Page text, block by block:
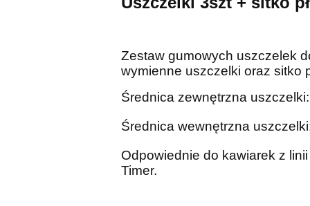
Zestaw gumowych uszczelek
wymienne uszczelki oraz sitko
Średnica zewnętrzna
Średnica wewnętrzna
Odpowiednie do kawiarek z
Timer.